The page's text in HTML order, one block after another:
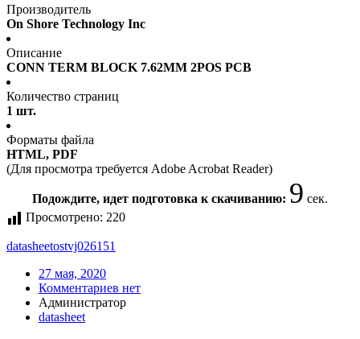
Производитель
On Shore Technology Inc
Описание
CONN TERM BLOCK 7.62MM 2POS PCB
Количество страниц
1 шт.
Форматы файла
HTML, PDF
(Для просмотра требуется Adobe Acrobat Reader)
Подождите, идет подготовка к скачиванию: 9 сек.
Просмотрено: 220
datasheetostvj026151
27 мая, 2020
Комментариев нет
Администратор
datasheet